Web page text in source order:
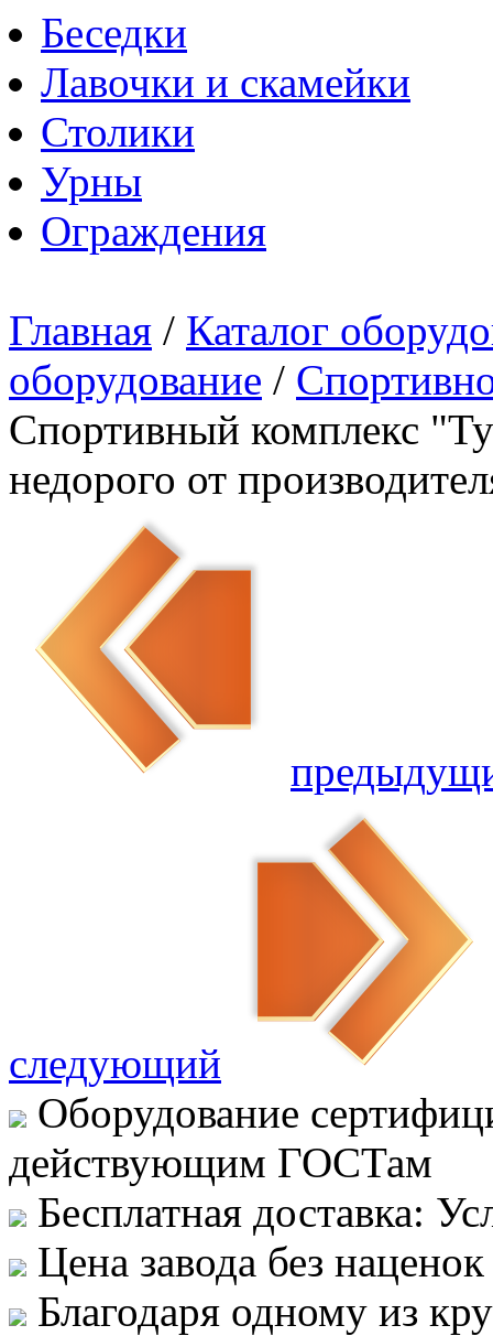
Беседки
Лавочки и скамейки
Столики
Урны
Ограждения
Главная / Каталог
оборудование /
Спортивный комплекс
недорого от
следующий
Оборудование
действующим ГОСТам
Бесплатная доставка:
Цена завода без
Благодаря одному из